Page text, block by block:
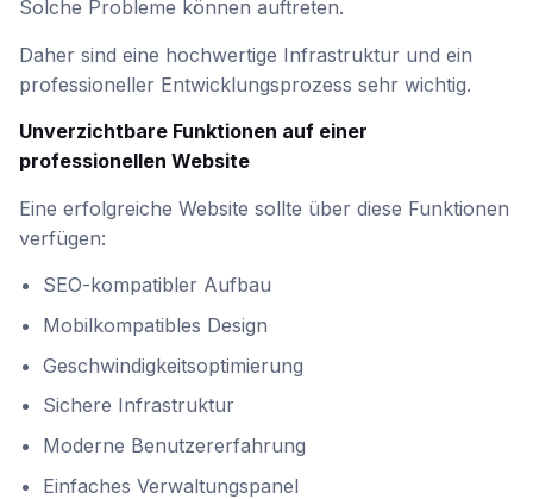
Solche Probleme können auftreten.
Daher sind eine hochwertige Infrastruktur und ein
professioneller Entwicklungsprozess sehr wichtig.
Unverzichtbare Funktionen auf einer
professionellen Website
Eine erfolgreiche Website sollte über diese Funktionen
verfügen:
SEO-kompatibler Aufbau
Mobilkompatibles Design
Geschwindigkeitsoptimierung
Sichere Infrastruktur
Moderne Benutzererfahrung
Einfaches Verwaltungspanel